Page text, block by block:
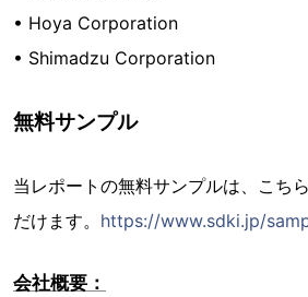
• Hoya Corporation
• Shimadzu Corporation
無料サンプル
当レポートの無料サンプルは、こち
だけます。 https://www.sdki.jp/
会社概要：